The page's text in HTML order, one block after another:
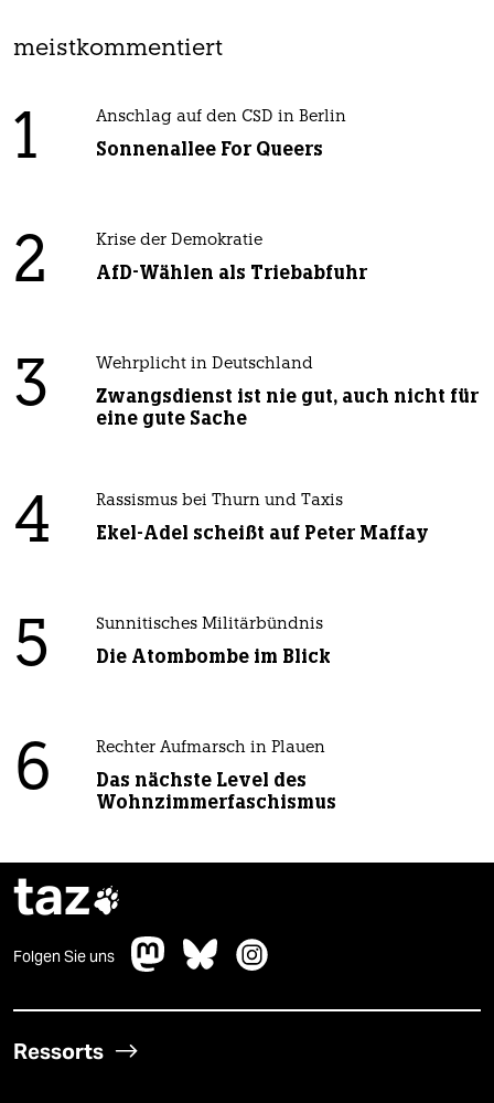
meistkommentiert
1 Anschlag auf den CSD in Berlin
Sonnenallee For Queers
2 Krise der Demokratie
AfD-Wählen als Triebabfuhr
3 Wehrplicht in Deutschland
Zwangsdienst ist nie gut, auch nicht für
eine gute Sache
4 Rassismus bei Thurn und Taxis
Ekel-Adel scheißt auf Peter Maffay
5 Sunnitisches Militärbündnis
Die Atombombe im Blick
6 Rechter Aufmarsch in Plauen
Das nächste Level des
Wohnzimmerfaschismus
taz
Folgen Sie uns
Ressorts